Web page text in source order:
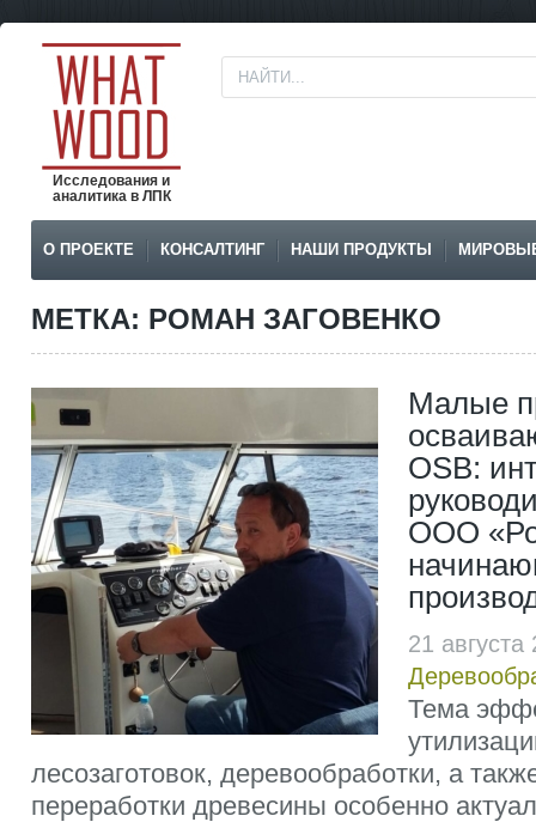
Исследования и
аналитика в ЛПК
О ПРОЕКТЕ КОНСАЛТИНГ НАШИ ПРОДУКТЫ
МЕТКА: РОМАН ЗАГОВЕНКО
Малые
OSB:
OOO
21
Тема
лесозаготовок, деревообработки, а
переработки древесины особенно